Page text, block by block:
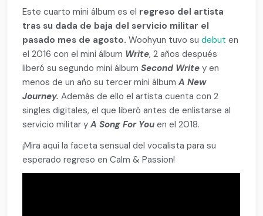
Este cuarto mini álbum es el regreso del artista
tras su dada de baja del servicio militar el
pasado mes de agosto. Woohyun tuvo sudebut en
el 2016 con el mini álbum Write, 2 años después
liberó su segundo mini álbumSecond Write y en
menos de un año su tercer mini álbum A New
Journey. Además de ello el artista cuenta con 2
singles digitales, el que liberó antes de enlistarse al
servicio militar yA Song For You en el 2018.
¡Mira aquí la faceta sensual del vocalista para su
esperado regreso en Calm & Passion!